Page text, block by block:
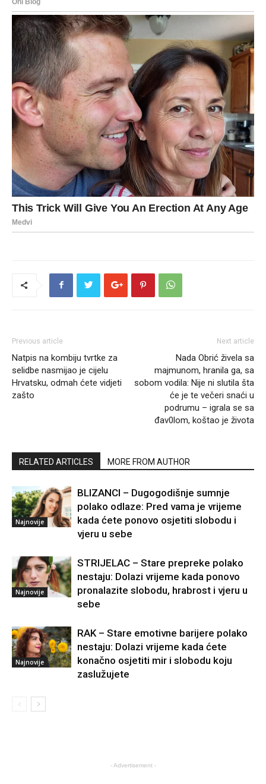
Previous article
Natpis na kombiju tvrtke za
selidbe nasmijao je cijelu
Hrvatsku, odmah ćete vidjeti
zašto
Next article
Nada Obrić živela sa
majmunom, hranila ga, sa
sobom vodila: Nije ni slutila šta
će je te večeri snaći u
podrumu – igrala se sa
đav0lom, koštao je života
RELATED ARTICLES MORE FROM AUTHOR
Najnovije
BLIZANCI – Dugogodišnje sumnje
polako odlaze: Pred vama je vrijeme
kada ćete ponovo osjetiti slobodu i
vjeru u sebe
Najnovije
STRIJELAC – Stare prepreke polako
nestaju: Dolazi vrijeme kada ponovo
pronalazite slobodu, hrabrost i vjeru u
sebe
Najnovije
RAK – Stare emotivne barijere polako
nestaju: Dolazi vrijeme kada ćete
konačno osjetiti mir i slobodu koju
zaslužujete
- Advertisement -